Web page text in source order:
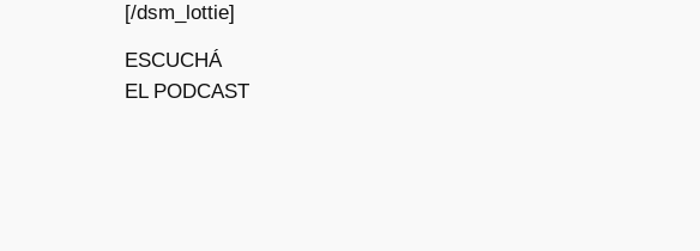
[/dsm_lottie]
ESCUCHÁ
EL PODCAST